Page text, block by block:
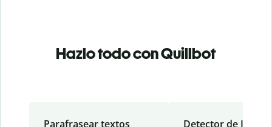
Hazlo todo con Quillbot
Parafrasear textos Detector de IA